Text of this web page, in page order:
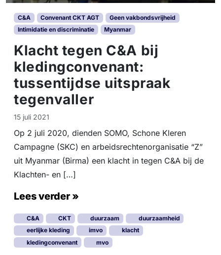
C&A Convenant CKT AGT
Geen vakbondsvrijheid
Intimidatie en discriminatie
Myanmar
Klacht tegen C&A bij
kledingconvenant:
tussentijdse uitspraak
tegenvaller
15 juli 2021
Op 2 juli 2020, dienden SOMO, Schone Kleren
Campagne (SKC) en arbeidsrechtenorganisatie “Z”
uit Myanmar (Birma) een klacht in tegen C&A bij de
Klachten- en […]
Lees verder »
C&A CKT duurzaam
duurzaamheid
eerlijke kleding
imvo
klacht
kledingconvenant
mvo